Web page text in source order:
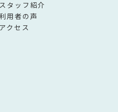
タッフ紹介
用者の声
クセス